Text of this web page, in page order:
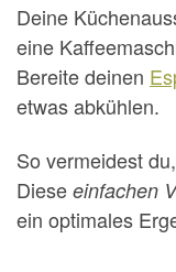
Deine
eine
Bereite deinen
etwas abkühlen.
So vermeidest
Diese einfachen
ein optimales